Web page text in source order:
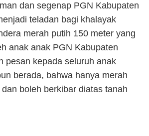
dan segenap PGN Kabupaten
teladan bagi khalayak
merah putih 150 meter yang
anak anak PGN Kabupaten
pesan kepada seluruh anak
berada, bahwa hanya merah
boleh berkibar diatas tanah